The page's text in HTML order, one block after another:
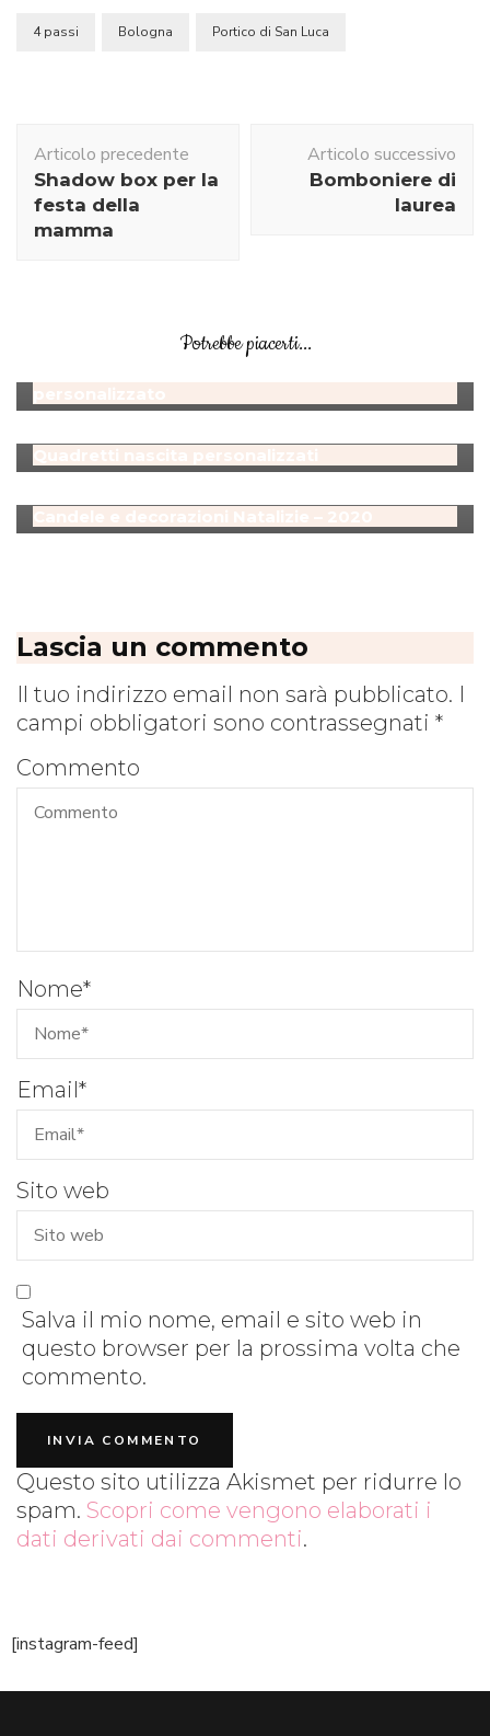
4 passi Bologna Portico di San Luca
Navigazione
articolo
Articolo precedente
Shadow box per la
festa della
mamma
Articolo successivo
Bomboniere di
laurea
Potrebbe piacerti...
Lascia un commento
Il tuo indirizzo email non sarà pubblicato. I
campi obbligatori sono contrassegnati *
Commento
Nome*
Email*
Sito web
Salva il mio nome, email e sito web in
questo browser per la prossima volta che
commento.
Questo sito utilizza Akismet per ridurre lo
spam. Scopri come vengono elaborati i
dati derivati dai commenti.
[instagram-feed]